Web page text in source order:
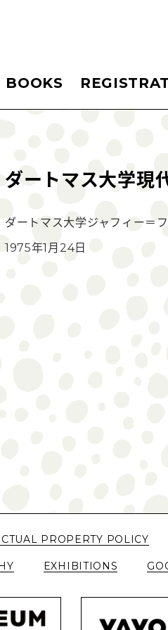
BOOKS
ダートマス大学現
ダートマス大学ジャフィー＝
1975年1月24日
PROPERTY POLICY
EXHIBITIONS